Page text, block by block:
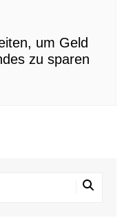
um Geld
zu sparen